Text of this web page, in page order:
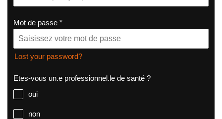
Mot de passe *
Lost your password?
Etes-vous un.e professionnel.le de santé ?
oui
non